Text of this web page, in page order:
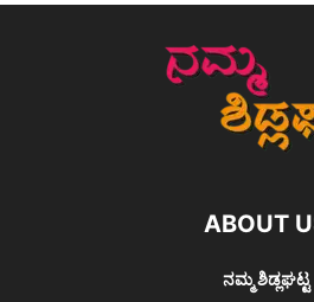
ABOUT
ನಮ್ಮ ಶಿಡ್ಲಘಟ್ಟ